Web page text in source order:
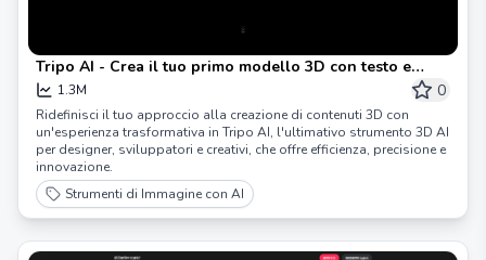
Tripo AI - Crea il tuo primo modello 3D con testo e
immagine in pochi secondi
1.3M 0
Ridefinisci il tuo approccio alla creazione di contenuti 3D con
un'esperienza trasformativa in Tripo AI, l'ultimativo strumento 3D AI
per designer, sviluppatori e creativi, che offre efficienza, precisione e
innovazione.
Strumenti di Immagine con AI